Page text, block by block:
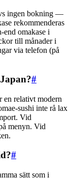
ingen bokning —
rekommenderas
end omakase i
till månader i
via telefon (på
#
en relativt modern
sushi inte rå lax
Vid
menyn. Vid
#
sätt som i